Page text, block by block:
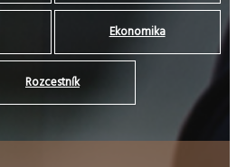
Ekonomika
Rozcestník